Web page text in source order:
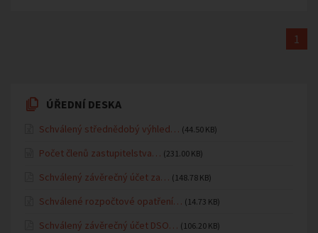
1
ÚŘEDNÍ DESKA
Schválený střednědobý výhled… (44.50 KB)
Počet členů zastupitelstva… (231.00 KB)
Schválený závěrečný účet za… (148.78 KB)
Schválené rozpočtové opatření… (14.73 KB)
Schválený závěrečný účet DSO… (106.20 KB)